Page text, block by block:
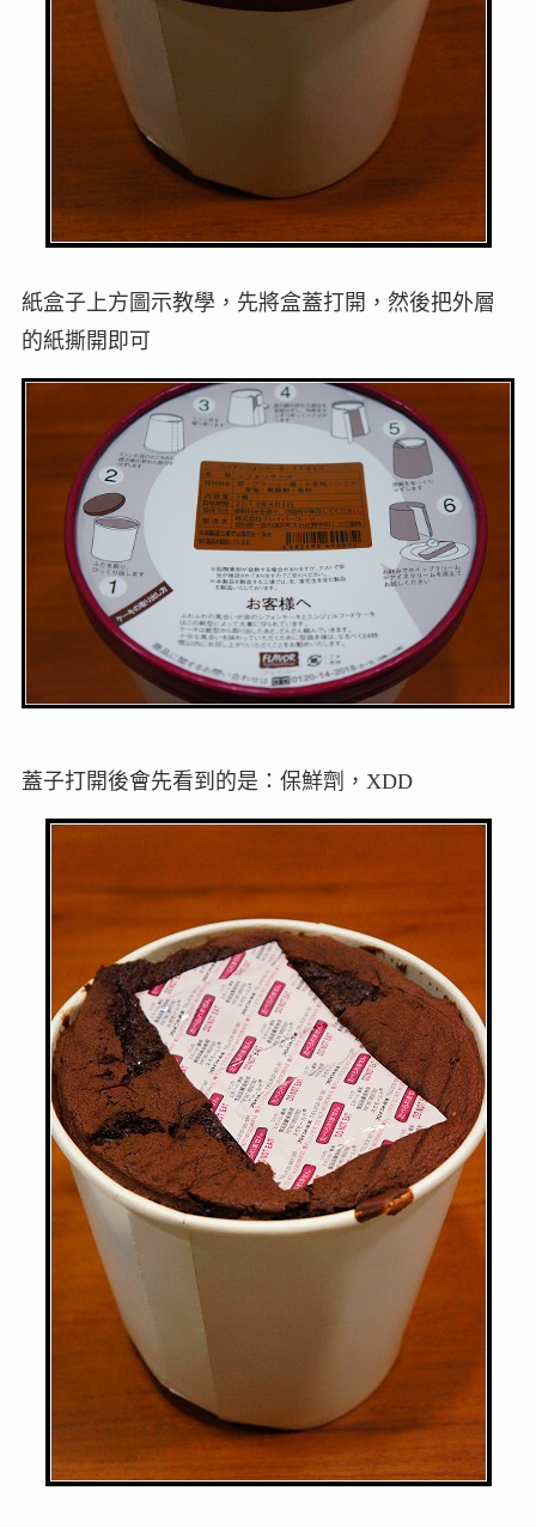
紙盒子上方圖示教學，先將盒蓋打開，然後把外層
的紙撕開即可
蓋子打開後會先看到的是：保鮮劑，XDD